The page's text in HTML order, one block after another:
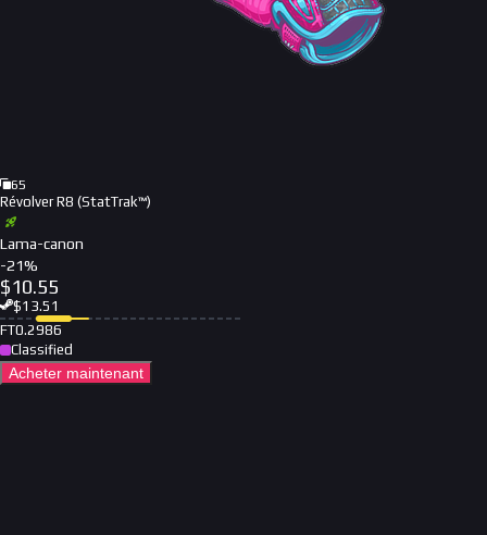
65
Révolver R8 (StatTrak™)
Lama-canon
-21%
$10.55
$13.51
FT0.2986
Classified
Acheter maintenant